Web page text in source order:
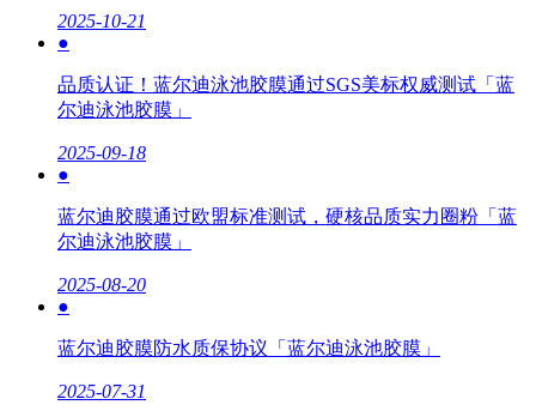
2025-10-21
●
品质认证！蓝尔迪泳池胶膜通过SGS美标权威测试「蓝
尔迪泳池胶膜」
2025-09-18
●
蓝尔迪胶膜通过欧盟标准测试，硬核品质实力圈粉「蓝
尔迪泳池胶膜」
2025-08-20
●
蓝尔迪胶膜防水质保协议「蓝尔迪泳池胶膜」
2025-07-31